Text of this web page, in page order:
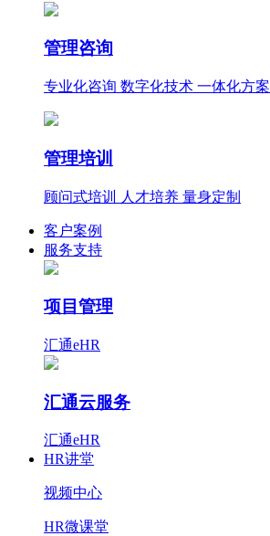
管理咨询
专业化咨询 数字化技术 一体化方案
管理培训
顾问式培训 人才培养 量身定制
客户案例
服务支持
项目管理
汇通eHR
汇通云服务
汇通eHR
HR讲堂
视频中心
HR微课堂